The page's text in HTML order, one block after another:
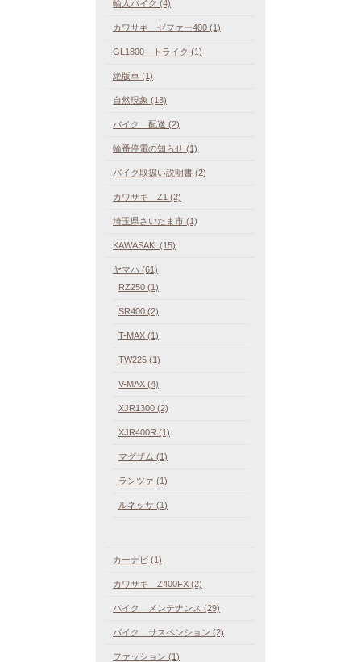
輸入バイク (4)
カワサキ ゼファー400 (1)
GL1800 トライク (1)
絶版車 (1)
自然現象 (13)
バイク 配送 (2)
輪番停電の知らせ (1)
バイク取扱い説明書 (2)
カワサキ Z1 (2)
埼玉県さいたま市 (1)
KAWASAKI (15)
ヤマハ (61)
RZ250 (1)
SR400 (2)
T-MAX (1)
TW225 (1)
V-MAX (4)
XJR1300 (2)
XJR400R (1)
マグザム (1)
ランツァ (1)
ルネッサ (1)
カーナビ (1)
カワサキ Z400FX (2)
バイク メンテナンス (29)
バイク サスペンション (2)
ファッション (1)